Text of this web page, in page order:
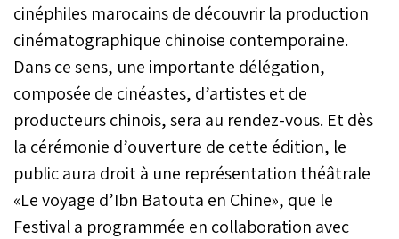
cinéphiles marocains de découvrir la production
cinématographique chinoise contemporaine.
Dans ce sens, une importante délégation,
composée de cinéastes, d’artistes et de
producteurs chinois, sera au rendez-vous. Et dès
la cérémonie d’ouverture de cette édition, le
public aura droit à une représentation théâtrale
«Le voyage d’Ibn Batouta en Chine», que le
Festival a programmée en collaboration avec